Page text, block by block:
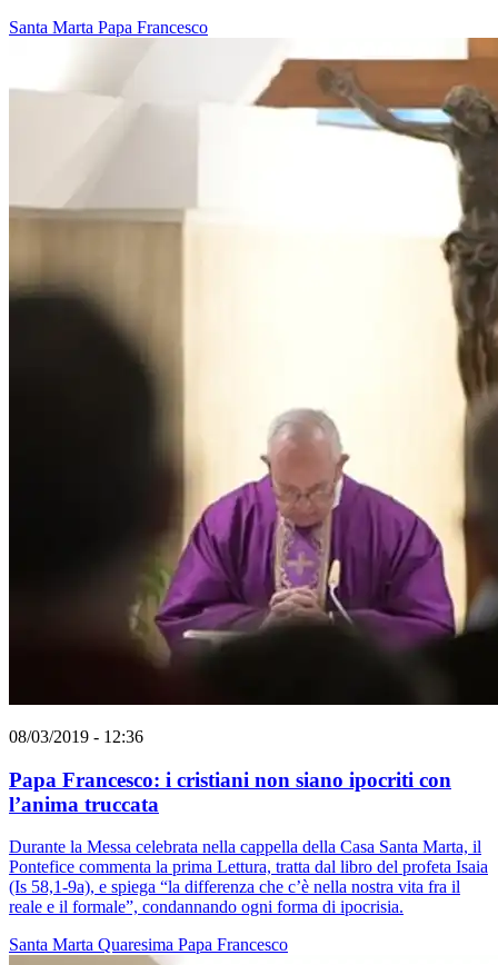
Santa Marta Papa Francesco
08/03/2019 - 12:36
Papa Francesco: i cristiani non siano ipocriti con
l’anima truccata
Durante la Messa celebrata nella cappella della Casa Santa Marta, il
Pontefice commenta la prima Lettura, tratta dal libro del profeta Isaia
(Is 58,1-9a), e spiega “la differenza che c’è nella nostra vita fra il
reale e il formale”, condannando ogni forma di ipocrisia.
Santa Marta Quaresima Papa Francesco